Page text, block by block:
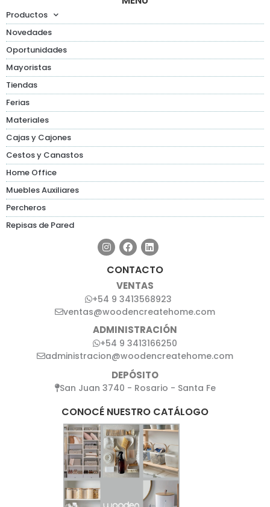
Productos
Novedades
Oportunidades
Mayoristas
Tiendas
Ferias
Materiales
Cajas y Cajones
Cestos y Canastos
Home Office
Muebles Auxiliares
Percheros
Repisas de Pared
CONTACTO
VENTAS
+54 9 3413568923
ventas@woodencreatehome.com
ADMINISTRACIÓN
+54 9 3413166250
administracion@woodencreatehome.com
DEPÓSITO
San Juan 3740 - Rosario - Santa Fe
CONOCÉ NUESTRO CATÁLOGO